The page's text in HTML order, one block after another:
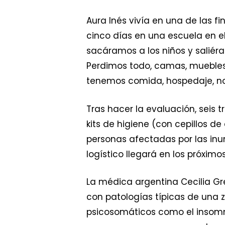
Aura Inés vivía en una de las
cinco días en una escuela en
sacáramos a los niños y
Perdimos todo, camas,
tenemos comida, hospedaje,
Tras hacer la evaluación, seis
kits de higiene (con cepillos
personas afectadas por las
logístico llegará en los
La médica argentina Cecilia
con patologías típicas de una
psicosomáticos como el